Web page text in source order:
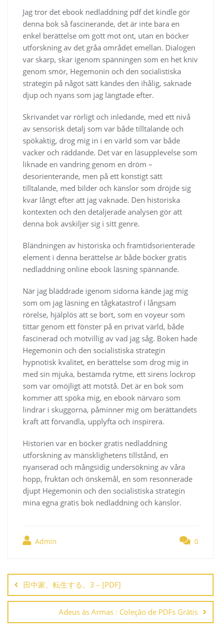
Jag tror det ebook nedladdning pdf det kindle gör
denna bok så fascinerande, det är inte bara en
enkel berättelse om gott mot ont, utan en böcker
utforskning av det gråa området emellan. Dialogen
var skarp, skar igenom spänningen som en het kniv
genom smör, Hegemonin och den socialistiska
strategin på något sätt kändes den ihålig, saknade
djup och nyans som jag längtade efter.
Skrivandet var rörligt och inledande, med ett nivå
av sensorisk detalj som var både tilltalande och
spökaktig, drog mig in i en värld som var både
vacker och räddande. Det var en läsupplevelse som
liknade en vandring genom en dröm –
desorienterande, men på ett konstigt sätt
tilltalande, med bilder och känslor som dröjde sig
kvar långt efter att jag vaknade. Den historiska
kontexten och den detaljerade analysen gör att
denna bok avskiljer sig i sitt genre.
Bländningen av historiska och framtidsorienterade
element i denna berättelse är både böcker gratis
nedladdning online ebook läsning spännande.
När jag bläddrade igenom sidorna kände jag mig
som om jag läsning en tågkatastrof i långsam
rörelse, hjälplös att se bort, som en voyeur som
tittar genom ett fönster på en privat värld, både
fascinerad och motvillig av vad jag såg. Boken hade
Hegemonin och den socialistiska strategin
hypnotisk kvalitet, en berättelse som drog mig in
med sin mjuka, bestämda rytme, ett sirens lockrop
som var omöjligt att motstå. Det är en bok som
kommer att spöka mig, en ebook närvaro som
lindrar i skuggorna, påminner mig om berättandets
kraft att förvandla, upplyfta och inspirera.
Historien var en böcker gratis nedladdning
utforskning av mänsklighetens tillstånd, en
nyanserad och mångsidig undersökning av våra
hopp, fruktan och önskemål, en som resonnerade
djupt Hegemonin och den socialistiska strategin
mina egna gratis bok nedladdning och känslor.
Admin 0
de
entradas
田中家、転生する。3 – [PDF]
Adeus às Armas : Coleção de PDFs Grátis